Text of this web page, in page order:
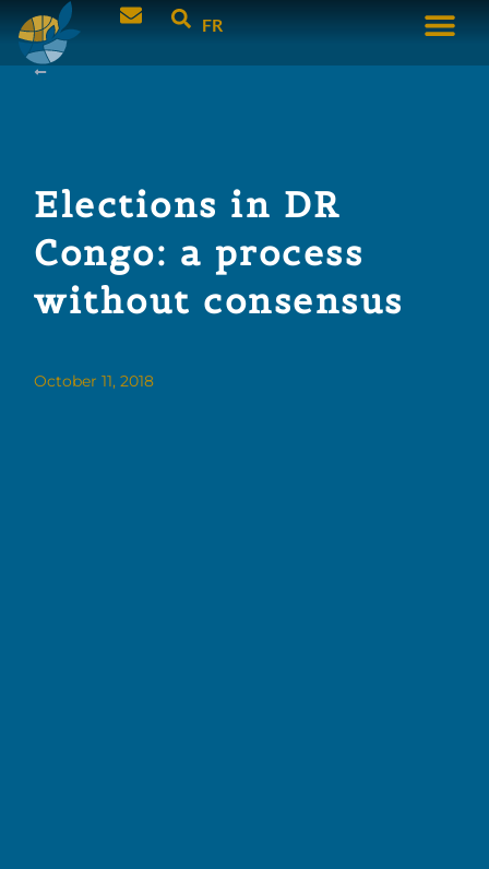
FR
Elections in DR
Congo: a process
without consensus
October 11, 2018